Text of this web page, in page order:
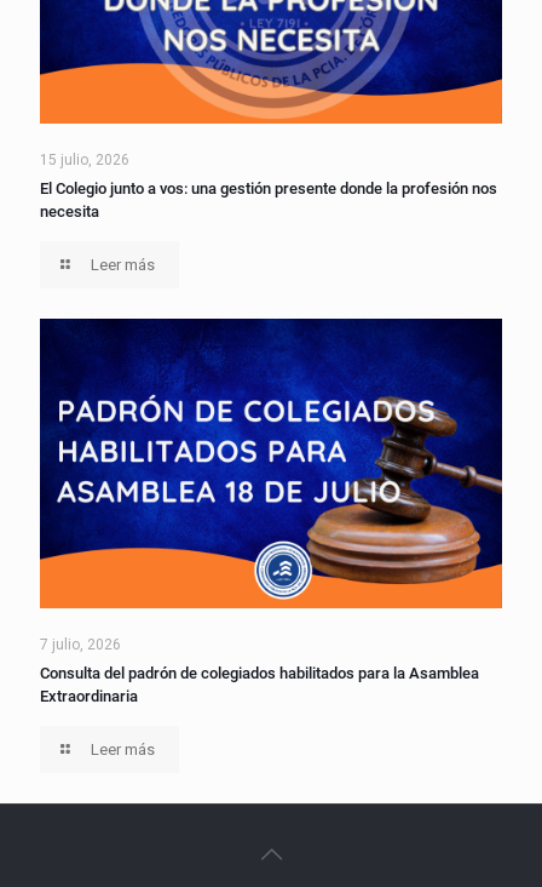
15 julio, 2026
El Colegio junto a vos: una gestión presente donde la profesión nos
necesita
Leer más
7 julio, 2026
Consulta del padrón de colegiados habilitados para la Asamblea
Extraordinaria
Leer más